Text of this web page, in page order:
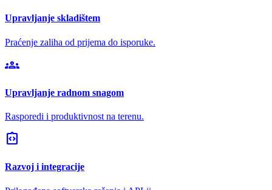
Upravljanje skladištem
Praćenje zaliha od prijema do isporuke.
groups
Upravljanje radnom snagom
Rasporedi i produktivnost na terenu.
integration_instructions
Razvoj i integracije